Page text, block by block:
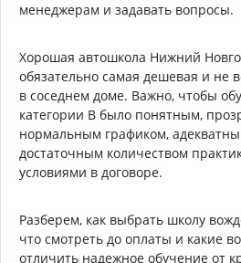
менеджерам и задавать вопросы.
Хорошая автошкола Нижний
обязательно самая дешевая и не
в соседнем доме. Важно, чтобы
категории B было понятным,
нормальным графиком,
достаточным количеством
условиями в договоре.
Разберем, как выбрать школу
что смотреть до оплаты и какие
отличить надежное обучение от